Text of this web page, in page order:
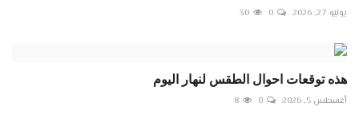
يوليو 27, 2026 0
30
هذه توقعات احوال الطقس لنهار اليوم
أغسطس 5, 2026 0
8